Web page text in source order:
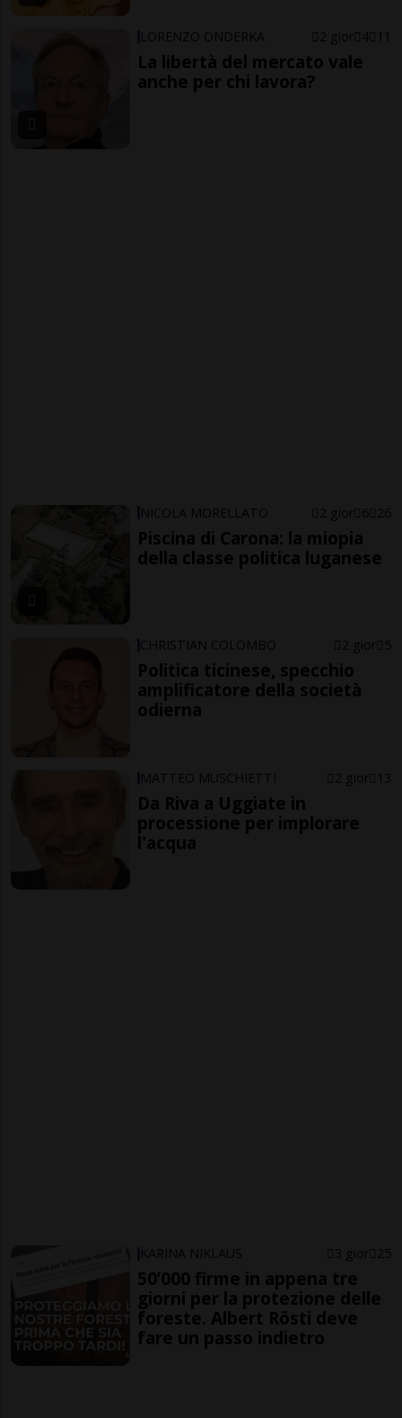
LORENZO ONDERKA 2 gior 4 11
La libertà del mercato vale
anche per chi lavora?
NICOLA MORELLATO 2 gior 6 26
Piscina di Carona: la miopia
della classe politica luganese
CHRISTIAN COLOMBO 2 gior 5
Politica ticinese, specchio
amplificatore della società
odierna
MATTEO MUSCHIETTI 2 gior 13
Da Riva a Uggiate in
processione per implorare
l'acqua
KARINA NIKLAUS 3 gior 25
50’000 firme in appena tre
giorni per la protezione delle
foreste. Albert Rösti deve
fare un passo indietro